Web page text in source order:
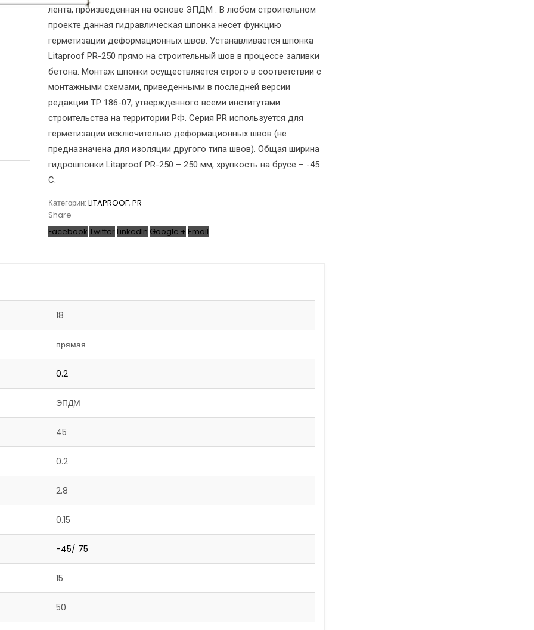
лента, произведенная на основе ЭПДМ . В любом строительном
проекте данная гидравлическая шпонка несет функцию
герметизации деформационных швов. Устанавливается шпонка
Litaproof PR-250 прямо на строительный шов в процессе заливки
бетона. Монтаж шпонки осуществляется строго в соответствии с
монтажными схемами, приведенными в последней версии
редакции ТР 186-07, утвержденного всеми институтами
строительства на территории РФ. Серия PR используется для
герметизации исключительно деформационных швов (не
предназначена для изоляции другого типа швов). Общая ширина
гидрошпонки Litaproof PR-250 – 250 мм, хрупкость на брусе – -45
С.
Категории: LITAPROOF, PR
Share
Facebook Twitter LinkedIn Google + Email
18
прямая
0.2
ЭПДМ
45
0.2
2.8
0.15
-45/ 75
15
50